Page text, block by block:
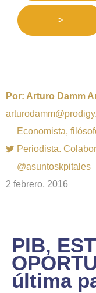
>
Por: Arturo Damm
Economista,
Periodista.
@asuntoskpitales
2 febrero, 2016
PIB,
última